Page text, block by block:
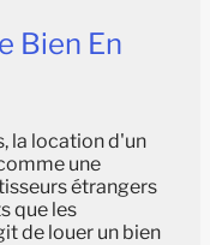
Bien En
la location d'un
une
étrangers
que les
de louer un bien